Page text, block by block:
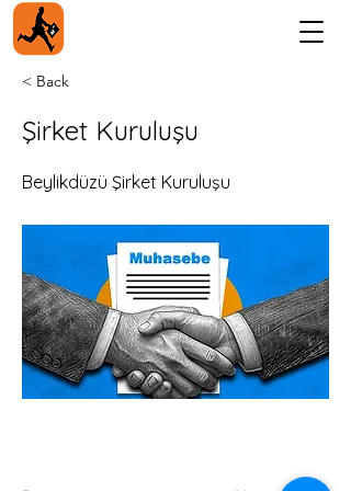
< Back
Şirket Kuruluşu
Beylikdüzü Şirket Kuruluşu